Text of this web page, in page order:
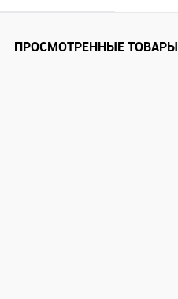
ПРОСМОТРЕННЫЕ ТОВАРЫ